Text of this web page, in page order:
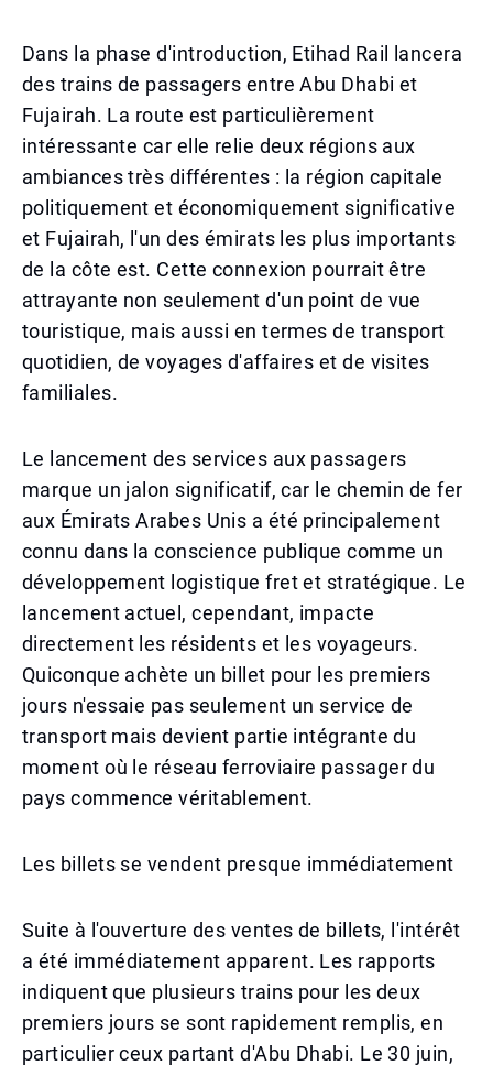
Dans la phase d'introduction, Etihad Rail lancera
des trains de passagers entre Abu Dhabi et
Fujairah. La route est particulièrement
intéressante car elle relie deux régions aux
ambiances très différentes : la région capitale
politiquement et économiquement significative
et Fujairah, l'un des émirats les plus importants
de la côte est. Cette connexion pourrait être
attrayante non seulement d'un point de vue
touristique, mais aussi en termes de transport
quotidien, de voyages d'affaires et de visites
familiales.
Le lancement des services aux passagers
marque un jalon significatif, car le chemin de fer
aux Émirats Arabes Unis a été principalement
connu dans la conscience publique comme un
développement logistique fret et stratégique. Le
lancement actuel, cependant, impacte
directement les résidents et les voyageurs.
Quiconque achète un billet pour les premiers
jours n'essaie pas seulement un service de
transport mais devient partie intégrante du
moment où le réseau ferroviaire passager du
pays commence véritablement.
Les billets se vendent presque immédiatement
Suite à l'ouverture des ventes de billets, l'intérêt
a été immédiatement apparent. Les rapports
indiquent que plusieurs trains pour les deux
premiers jours se sont rapidement remplis, en
particulier ceux partant d'Abu Dhabi. Le 30 juin,